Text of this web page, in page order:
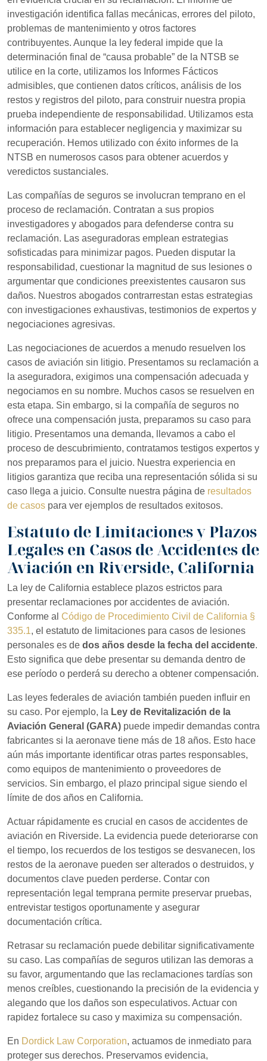
investigación identifica fallas mecánicas, errores del piloto,
problemas de mantenimiento y otros factores
contribuyentes. Aunque la ley federal impide que la
determinación final de “causa probable” de la NTSB se
utilice en la corte, utilizamos los Informes Fácticos
admisibles, que contienen datos críticos, análisis de los
restos y registros del piloto, para construir nuestra propia
prueba independiente de responsabilidad. Utilizamos esta
información para establecer negligencia y maximizar su
recuperación. Hemos utilizado con éxito informes de la
NTSB en numerosos casos para obtener acuerdos y
veredictos sustanciales.
Las compañías de seguros se involucran temprano en el
proceso de reclamación. Contratan a sus propios
investigadores y abogados para defenderse contra su
reclamación. Las aseguradoras emplean estrategias
sofisticadas para minimizar pagos. Pueden disputar la
responsabilidad, cuestionar la magnitud de sus lesiones o
argumentar que condiciones preexistentes causaron sus
daños. Nuestros abogados contrarrestan estas estrategias
con investigaciones exhaustivas, testimonios de expertos y
negociaciones agresivas.
Las negociaciones de acuerdos a menudo resuelven los
casos de aviación sin litigio. Presentamos su reclamación a
la aseguradora, exigimos una compensación adecuada y
negociamos en su nombre. Muchos casos se resuelven en
esta etapa. Sin embargo, si la compañía de seguros no
ofrece una compensación justa, preparamos su caso para
litigio. Presentamos una demanda, llevamos a cabo el
proceso de descubrimiento, contratamos testigos expertos y
nos preparamos para el juicio. Nuestra experiencia en
litigios garantiza que reciba una representación sólida si su
caso llega a juicio. Consulte nuestra página de resultados
de casos para ver ejemplos de resultados exitosos.
Estatuto de Limitaciones y Plazos
Legales en Casos de Accidentes de
Aviación en Riverside, California
La ley de California establece plazos estrictos para
presentar reclamaciones por accidentes de aviación.
Conforme al Código de Procedimiento Civil de California §
335.1, el estatuto de limitaciones para casos de lesiones
personales es de dos años desde la fecha del accidente.
Esto significa que debe presentar su demanda dentro de
ese período o perderá su derecho a obtener compensación.
Las leyes federales de aviación también pueden influir en
su caso. Por ejemplo, la Ley de Revitalización de la
Aviación General (GARA) puede impedir demandas contra
fabricantes si la aeronave tiene más de 18 años. Esto hace
aún más importante identificar otras partes responsables,
como equipos de mantenimiento o proveedores de
servicios. Sin embargo, el plazo principal sigue siendo el
límite de dos años en California.
Actuar rápidamente es crucial en casos de accidentes de
aviación en Riverside. La evidencia puede deteriorarse con
el tiempo, los recuerdos de los testigos se desvanecen, los
restos de la aeronave pueden ser alterados o destruidos, y
documentos clave pueden perderse. Contar con
representación legal temprana permite preservar pruebas,
entrevistar testigos oportunamente y asegurar
documentación crítica.
Retrasar su reclamación puede debilitar significativamente
su caso. Las compañías de seguros utilizan las demoras a
su favor, argumentando que las reclamaciones tardías son
menos creíbles, cuestionando la precisión de la evidencia y
alegando que los daños son especulativos. Actuar con
rapidez fortalece su caso y maximiza su compensación.
En Dordick Law Corporation, actuamos de inmediato para
proteger sus derechos. Preservamos evidencia,